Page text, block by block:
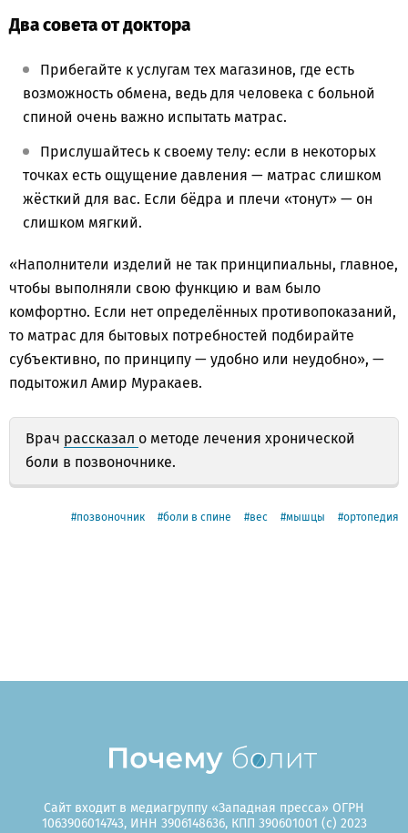
Два совета от доктора
Прибегайте к услугам тех магазинов, где есть
возможность обмена, ведь для человека с больной
спиной очень важно испытать матрас.
Прислушайтесь к своему телу: если в некоторых
точках есть ощущение давления — матрас слишком
жёсткий для вас. Если бёдра и плечи «тонут» — он
слишком мягкий.
«Наполнители изделий не так принципиальны, главное,
чтобы выполняли свою функцию и вам было
комфортно. Если нет определённых противопоказаний,
то матрас для бытовых потребностей подбирайте
субъективно, по принципу — удобно или неудобно», —
подытожил Амир Муракаев.
Врач рассказал о методе лечения хронической
боли в позвоночнике.
позвоночник боли в спине вес мышцы ортопедия
Сайт входит в медиагруппу «Западная пресса» ОГРН
1063906014743, ИНН 3906148636, КПП 390601001 (c) 2023